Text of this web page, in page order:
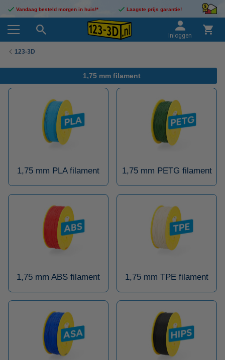
Vandaag besteld morgen in huis!* Laagste prijs garantie!
Inloggen
123-3D
1,75 mm filament
1,75 mm PLA filament 1,75 mm PETG filament
1,75 mm ABS filament 1,75 mm TPE filament